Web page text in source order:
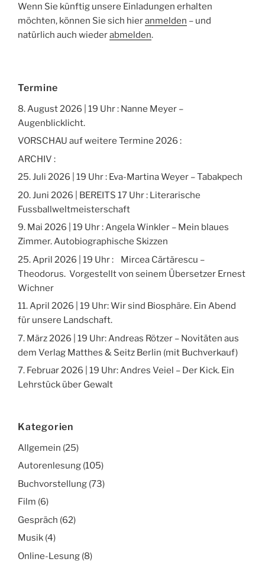
Wenn Sie künftig unsere Einladungen erhalten
möchten, können Sie sich hieranmelden – und
natürlich auch wiederabmelden.
Termine
8. August 2026 | 19 Uhr : Nanne Meyer –
Augenblicklicht.
VORSCHAU auf weitere Termine 2026 :
ARCHIV :
25. Juli 2026 | 19 Uhr : Eva-Martina Weyer – Tabakpech
20. Juni 2026 | BEREITS 17 Uhr : Literarische
Fussballweltmeisterschaft
9. Mai 2026 | 19 Uhr : Angela Winkler – Mein blaues
Zimmer. Autobiographische Skizzen
25. April 2026 | 19 Uhr : Mircea Cărtărescu –
Theodorus. Vorgestellt von seinem Übersetzer Ernest
Wichner
11. April 2026 | 19 Uhr: Wir sind Biosphäre. Ein Abend
für unsere Landschaft.
7. März 2026 | 19 Uhr: Andreas Rötzer – Novitäten aus
dem Verlag Matthes & Seitz Berlin (mit Buchverkauf)
7. Februar 2026 | 19 Uhr: Andres Veiel – Der Kick. Ein
Lehrstück über Gewalt
Kategorien
Allgemein (25)
Autorenlesung (105)
Buchvorstellung (73)
Film (6)
Gespräch (62)
Musik (4)
Online-Lesung (8)